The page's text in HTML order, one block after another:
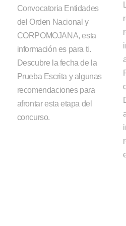
Convocatoria Entidades
del Orden Nacional y
CORPOMOJANA, esta
información es para ti.
Descubre la fecha de la
Prueba Escrita y algunas
recomendaciones para
afrontar esta etapa del
concurso.